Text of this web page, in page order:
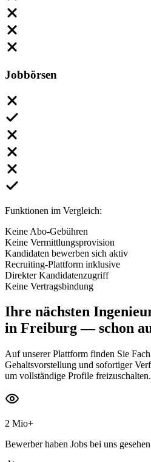
Jobbörsen
Funktionen im Vergleich:
Keine Abo-Gebühren
Keine Vermittlungsprovision
Kandidaten bewerben sich aktiv
Recruiting-Plattform inklusive
Direkter Kandidatenzugriff
Keine Vertragsbindung
Ihre nächsten
in Freiburg— schon
Auf unserer Plattform finden Sie
Gehaltsvorstellung und sofortiger
um vollständige Profile freizuschalten.
2 Mio+
Bewerber haben Jobs bei uns